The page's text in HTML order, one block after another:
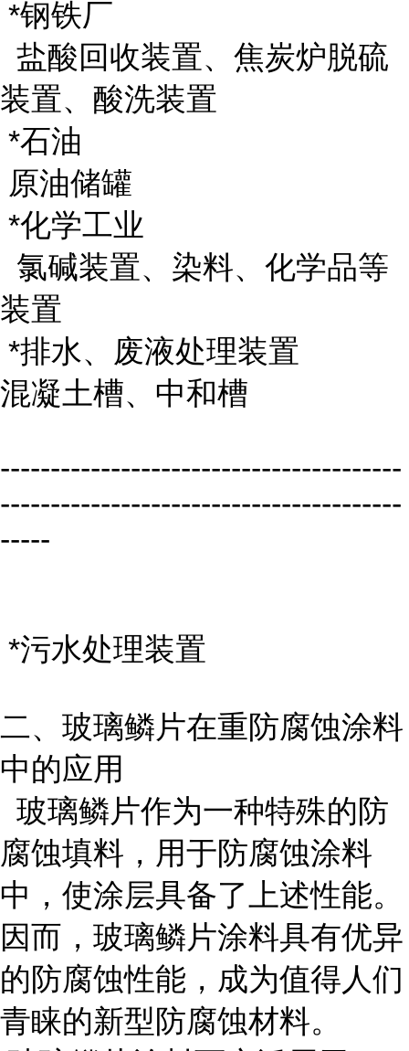
*钢铁厂
盐酸回收装置、焦炭炉脱硫
装置、酸洗装置
*石油
原油储罐
*化学工业
氯碱装置、染料、化学品等
装置
*排水、废液处理装置
混凝土槽、中和槽
----------------------------------------
----------------------------------------
-----
*污水处理装置
二、玻璃鳞片在重防腐蚀涂料
中的应用
玻璃鳞片作为一种特殊的防
腐蚀填料，用于防腐蚀涂料
中，使涂层具备了上述性能。
因而，玻璃鳞片涂料具有优异
的防腐蚀性能，成为值得人们
青睐的新型防腐蚀材料。